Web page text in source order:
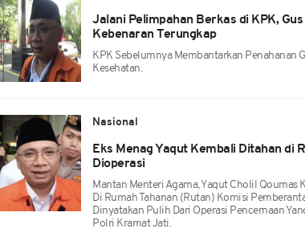
Jalani Pelimpahan Berkas di KPK,
Kebenaran Terungkap
KPK Sebelumnya Membantarkan Penahanan
Kesehatan.
Nasional
Eks Menag Yaqut Kembali Ditahan di
Dioperasi
Mantan Menteri Agama, Yaqut Cholil Qoumas
Di Rumah Tahanan (Rutan) Komisi
Dinyatakan Pulih Dari Operasi Pencernaan
Polri Kramat Jati.